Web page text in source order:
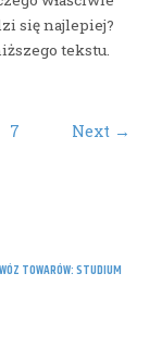
TOWARÓW: STUDIUM
się najlepiej?
tekstu.
7 Next →